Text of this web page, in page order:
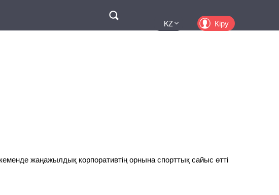
KZ Кіру
жаңажылдық корпоративтің орнына спорттық сайыс өтті